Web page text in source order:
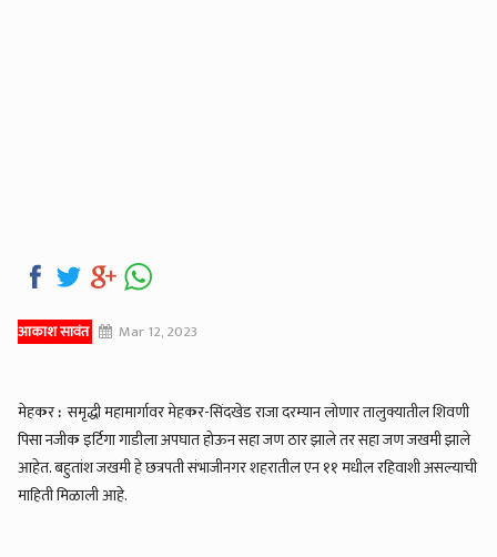
आकाश सावंत Mar 12, 2023
मेहकर: समृद्धी महामार्गावर मेहकर-सिंदखेड राजा दरम्यान लोणार तालुक्यातील शिवणी
पिसा नजीक इर्टिगा गाडीला अपघात होऊन सहा जण ठार झाले तर सहा जण जखमी झाले
आहेत. बहुतांश जखमी हे छत्रपती संभाजीनगर शहरातील एन ११ मधील रहिवाशी असल्याची
माहिती मिळाली आहे.